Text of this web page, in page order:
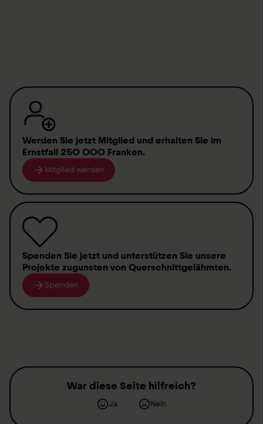
Werden Sie jetzt Mitglied und erhalten Sie im
Ernstfall 250 000 Franken.
Mitglied werden
Spenden Sie jetzt und unterstützen Sie unsere
Projekte zugunsten von Querschnittgelähmten.
Spenden
War diese Seite hilfreich?
Ja Nein